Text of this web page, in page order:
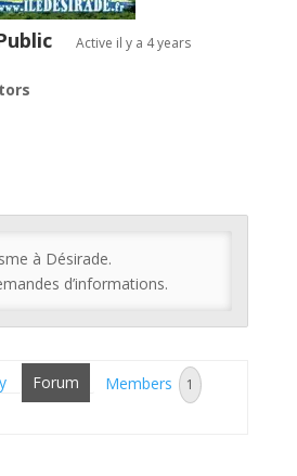
Active il y a 4 years
à Désirade.
d’informations.
Forum Members 1